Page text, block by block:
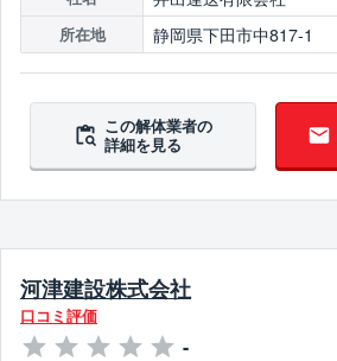
所在地 静岡県下田市中817-1
この解体業者の
詳細を見る
河津建設株式会社
口コミ評価
-